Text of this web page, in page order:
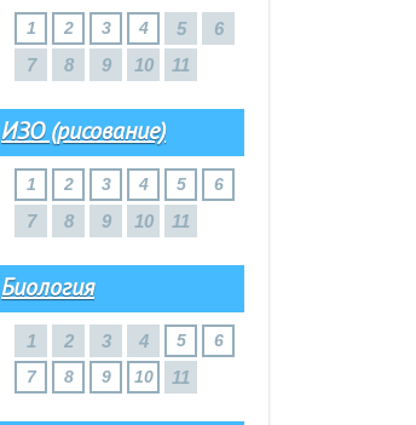
1 2 3 4 5
6
7
8 9 10 11
ИЗО (рисование)
1 2 3 4 5 6
7 8 9 10 11
Биология
1 2 3 4 5
6
7
8 9 10 11